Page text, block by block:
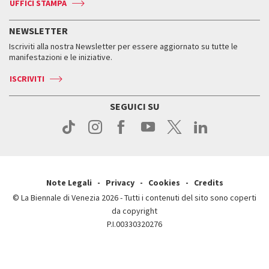
Press
Accrediti
Come raggiungerci
Come raggiungerci
Contatti
Press
Press
Orari e sedi
Biglietti
Servizi al pubblico
Come raggiungerci
Contatti
ASAC DATI
Storia
Orari e sedi
UFFICI STAMPA
NEWSLETTER
Iscriviti alla nostra Newsletter per essere aggiornato su tutte le
manifestazioni e le iniziative.
ISCRIVITI
SEGUICI SU
Note Legali Privacy Cookies
Credits
© La Biennale di Venezia 2026 - Tutti i contenuti del sito sono coperti
da copyright
P.I.00330320276